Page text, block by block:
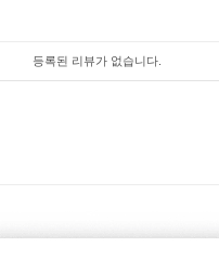
등록된 리뷰가 없습니다.